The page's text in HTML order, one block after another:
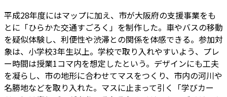
平成28年度にはマップに加え、市が大阪府の支援事業をも
とに「ひらかた交通すごろく」を制作した。車やバスの移動
を疑似体験し、利便性や渋滞との関係を体感できる。参加対
象は、小学校3年生以上。学校で取り入れやすいよう、プレ
ー時間は授業1コマ内を想定したという。デザインにも工夫
を凝らし、市の地形に合わせてマスをつくり、市内の河川や
名勝地などを取り入れた。マスに止まって引く「学びカー